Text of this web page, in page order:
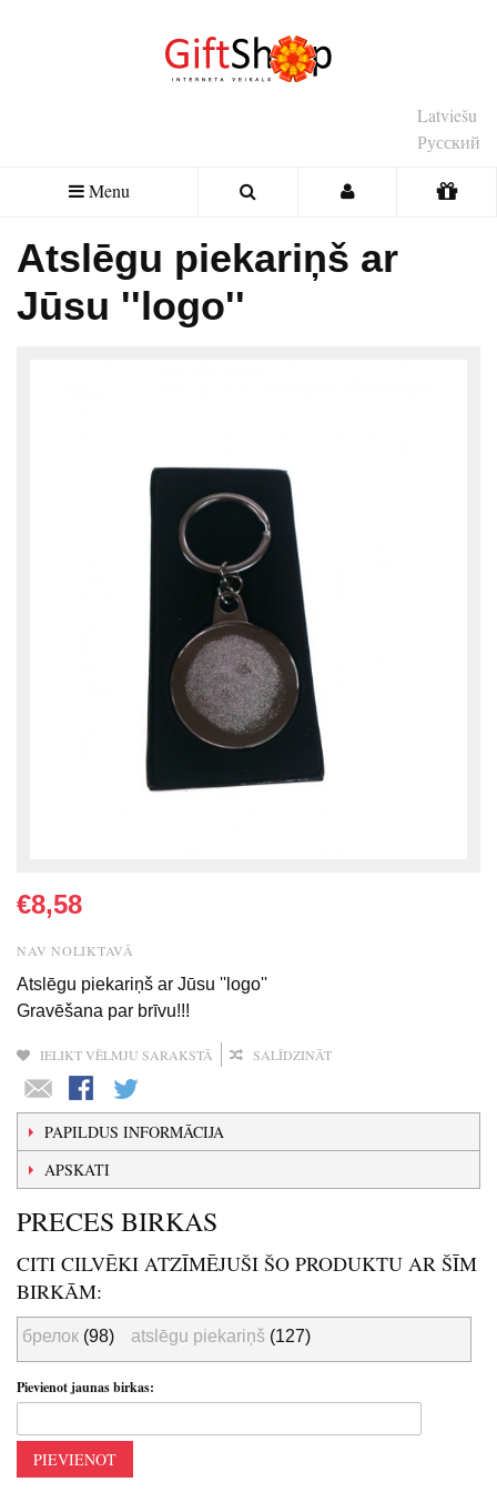
Latviešu
Русский
Menu
Atslēgu piekariņš ar
Jūsu ''logo''
€8,58
NAV NOLIKTAVĀ
Atslēgu piekariņš ar Jūsu ''logo''
Gravēšana par brīvu!!!
IELIKT VĒLMJU SARAKSTĀ SALĪDZINĀT
PAPILDUS INFORMĀCIJA
APSKATI
PRECES BIRKAS
CITI CILVĒKI ATZĪMĒJUŠI ŠO PRODUKTU AR ŠĪM
BIRKĀM:
брелок (98) atslēgu piekariņš (127)
Pievienot jaunas birkas:
PIEVIENOT